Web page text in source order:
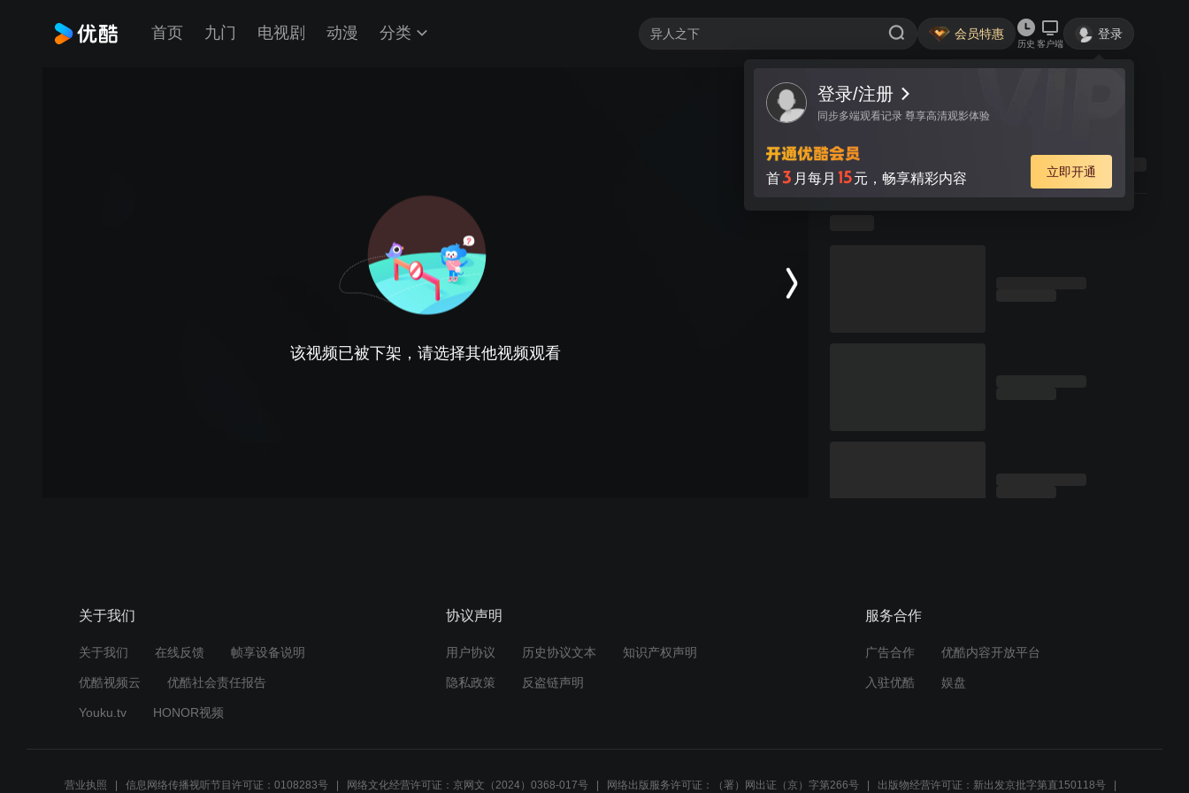
首页 九门 电视剧 动漫 分类 会员特惠
历史 客户端
登录
登录/注册
同步多端观看记录 尊享高清观影体验
首3 月每月 15元，畅享精彩内容 立即开通
该视频已被下架，请选择其他视频观看
关于我们
关于我们 在线反馈 帧享设备说明
优酷视频云 优酷社会责任报告
Youku.tv HONOR视频
协议声明
用户协议 历史协议文本 知识产权声明
隐私政策 反盗链声明
服务合作
广告合作 优酷内容开放平台
入驻优酷 娱盘
营业执照 信息网络传播视听节目许可证：0108283号 网络文化经营许可证：京网文（2024）0368-017号 网络出版服务许可证：（署）网出证（京）字第266号 出版物经营许可证：新出发京批字第直150118号